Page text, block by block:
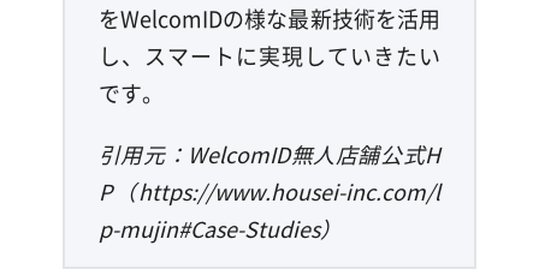
をWelcomIDの様な最新技術を活用
し、スマートに実現していきたい
です。
引用元：WelcomID無人店舗公式H
P（https://www.housei-inc.com/l
p-mujin#Case-Studies）